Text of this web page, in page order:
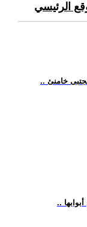
الرئيسي
خامنئ